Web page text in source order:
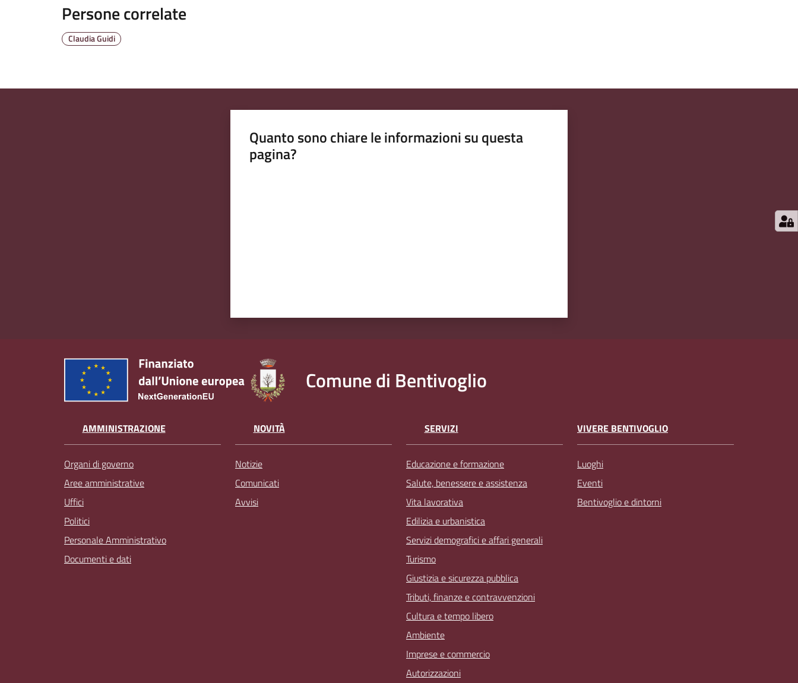
Persone correlate
Claudia Guidi
Quanto sono chiare le informazioni su questa
pagina?
Comune di Bentivoglio
AMMINISTRAZIONE
Organi di governo
Aree amministrative
Uffici
Politici
Personale Amministrativo
Documenti e dati
NOVITÀ
Notizie
Comunicati
Avvisi
SERVIZI
Educazione e formazione
Salute, benessere e assistenza
Vita lavorativa
Edilizia e urbanistica
Servizi demografici e affari generali
Turismo
Giustizia e sicurezza pubblica
Tributi, finanze e contravvenzioni
Cultura e tempo libero
Ambiente
Imprese e commercio
Autorizzazioni
VIVERE BENTIVOGLIO
Luoghi
Eventi
Bentivoglio e dintorni